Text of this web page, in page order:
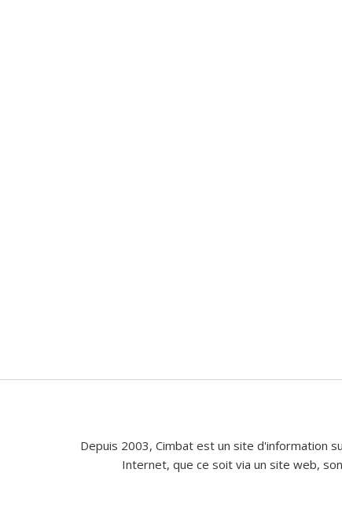
Depuis 2003, Cimbat est un site d'information
Internet, que ce soit via un site web,